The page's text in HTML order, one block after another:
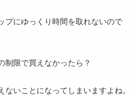
プにゆっくり時間を取れないので
制限で買えなかったら？
ないことになってしまいますよね。